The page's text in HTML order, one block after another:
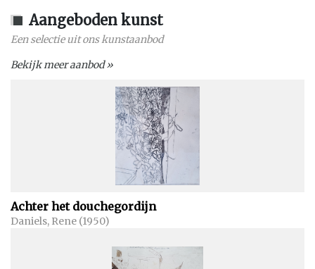
Aangeboden kunst
Een selectie uit ons kunstaanbod
Bekijk meer aanbod »
Achter het douchegordijn
Daniels, Rene (1950)